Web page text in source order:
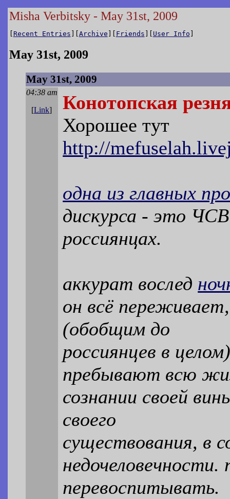
Misha Verbitsky - May 31st, 2009
[ Recent Entries ][Archive ][ Friends ][ User Info ]
May 31st, 2009
May 31st, 2009
04:38 am
[Link]
Конотопская
Хорошее тут
http://
одна из главных
дискурса - это
россиянцах.
аккурат вослед
он всё
(обобщим до
россиянцев в
пребывают всю
сознании своей
своего
существования, в
перевоспитывать.